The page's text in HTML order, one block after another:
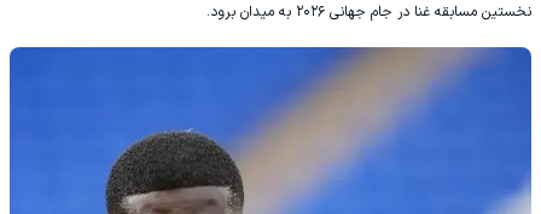
نخستین مسابقه غنا در جام جهانی ۲۰۲۶ به میدان برود.